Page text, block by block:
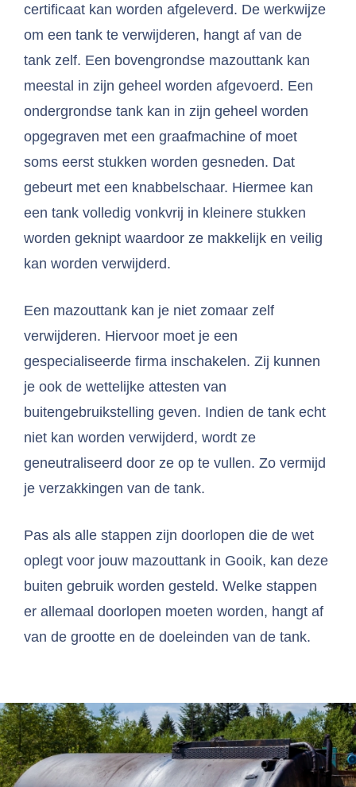
certificaat kan worden afgeleverd. De werkwijze
om een tank te verwijderen, hangt af van de
tank zelf. Een bovengrondse mazouttank kan
meestal in zijn geheel worden afgevoerd. Een
ondergrondse tank kan in zijn geheel worden
opgegraven met een graafmachine of moet
soms eerst stukken worden gesneden. Dat
gebeurt met een knabbelschaar. Hiermee kan
een tank volledig vonkvrij in kleinere stukken
worden geknipt waardoor ze makkelijk en veilig
kan worden verwijderd.
Een mazouttank kan je niet zomaar zelf
verwijderen. Hiervoor moet je een
gespecialiseerde firma inschakelen. Zij kunnen
je ook de wettelijke attesten van
buitengebruikstelling geven. Indien de tank echt
niet kan worden verwijderd, wordt ze
geneutraliseerd door ze op te vullen. Zo vermijd
je verzakkingen van de tank.
Pas als alle stappen zijn doorlopen die de wet
oplegt voor jouw mazouttank in Gooik, kan deze
buiten gebruik worden gesteld. Welke stappen
er allemaal doorlopen moeten worden, hangt af
van de grootte en de doeleinden van de tank.